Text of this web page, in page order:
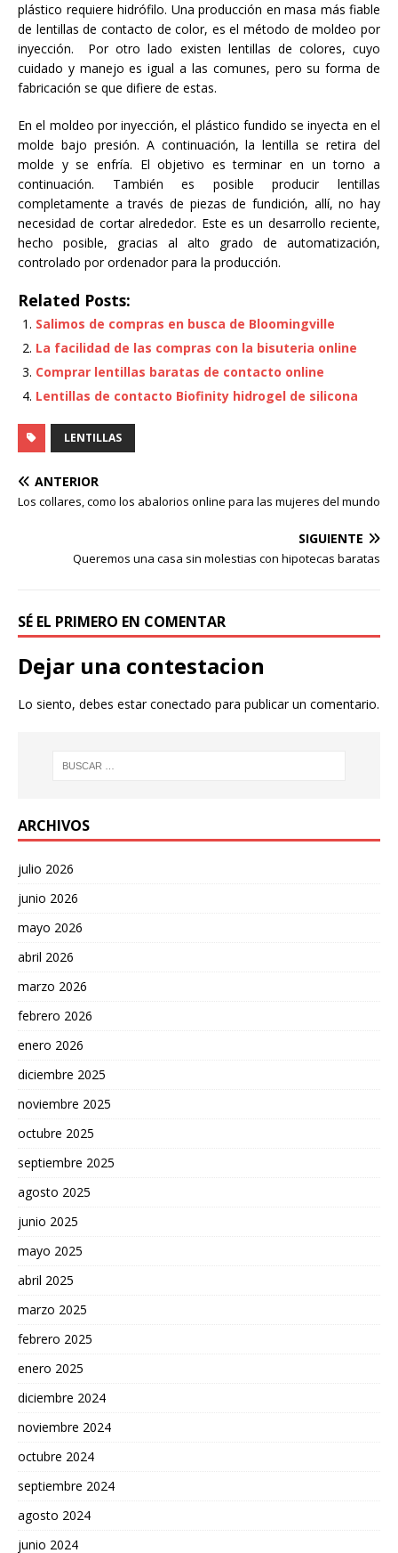
plástico requiere hidrófilo. Una producción en masa más fiable
de lentillas de contacto de color, es el método de moldeo por
inyección. Por otro lado existen lentillas de colores, cuyo
cuidado y manejo es igual a las comunes, pero su forma de
fabricación se que difiere de estas.
En el moldeo por inyección, el plástico fundido se inyecta en el
molde bajo presión. A continuación, la lentilla se retira del
molde y se enfría. El objetivo es terminar en un torno a
continuación. También es posible producir lentillas
completamente a través de piezas de fundición, allí, no hay
necesidad de cortar alrededor. Este es un desarrollo reciente,
hecho posible, gracias al alto grado de automatización,
controlado por ordenador para la producción.
Related Posts:
Salimos de compras en busca de Bloomingville
La facilidad de las compras con la bisuteria online
Comprar lentillas baratas de contacto online
Lentillas de contacto Biofinity hidrogel de silicona
LENTILLAS
ANTERIOR
Los collares, como los abalorios online para las mujeres del mundo
SIGUIENTE
Queremos una casa sin molestias con hipotecas baratas
SÉ EL PRIMERO EN COMENTAR
Dejar una contestacion
Lo siento, debes estarconectado para publicar un comentario.
ARCHIVOS
julio 2026
junio 2026
mayo 2026
abril 2026
marzo 2026
febrero 2026
enero 2026
diciembre 2025
noviembre 2025
octubre 2025
septiembre 2025
agosto 2025
junio 2025
mayo 2025
abril 2025
marzo 2025
febrero 2025
enero 2025
diciembre 2024
noviembre 2024
octubre 2024
septiembre 2024
agosto 2024
junio 2024